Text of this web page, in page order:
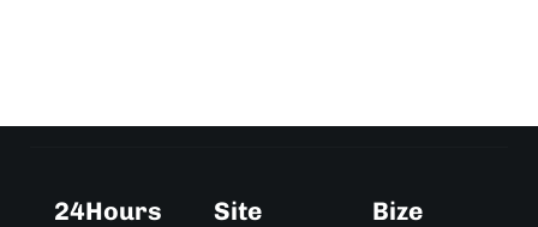
24Hours
Site
Bize